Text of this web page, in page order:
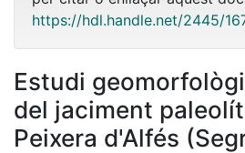
https://hdl.handle.net/2445/
Estudi
del jaciment
Peixera d'Alfés